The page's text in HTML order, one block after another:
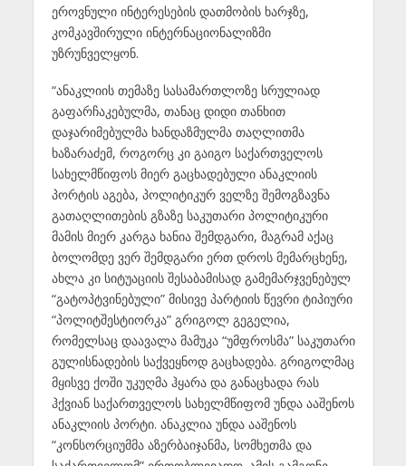
ეროვნული ინტერესების დათმობის ხარჯზე,
კომკავშირული ინტერნაციონალიზმი
უზრუნველყონ.
“ანაკლიის თემაზე სასამართლოზე სრულიად
გაფარჩაკებულმა, თანაც დიდი თანხით
დაჯარიმებულმა ხანდაზმულმა თაღლითმა
ხაზარაძემ, როგორც კი გაიგო საქართველოს
სახელმწიფოს მიერ გაცხადებული ანაკლიის
პორტის აგება, პოლიტიკურ ველზე შემოგზავნა
გათაღლითების გზაზე საკუთარი პოლიტიკური
მამის მიერ კარგა ხანია შემდგარი, მაგრამ აქაც
ბოლომდე ვერ შემდგარი ერთ დროს მემარცხენე,
ახლა კი სიტუაციის შესაბამისად გამემარჯვენებულ
“გატოპტვინებული” მისივე პარტიის წევრი ტიპიური
“პოლიტშესტიორკა” გრიგოლ გეგელია,
რომელსაც დაავალა მამუკა “უმფროსმა” საკუთარი
გულისნადების საქვეყნოდ გაცხადება. გრიგოლმაც
მყისვე ქოში უკუღმა ჰყარა და განაცხადა რას
ჰქვიან საქართველოს სახელმწიფომ უნდა ააშენოს
ანაკლიის პორტი. ანაკლია უნდა ააშენოს
“კონსორციუმმა აზერბაიჯანმა, სომხეთმა და